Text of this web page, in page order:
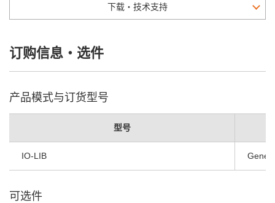
下载・技术支持
订购信息・选件
产品模式与订货型号
型号
IO-LIB
可选件